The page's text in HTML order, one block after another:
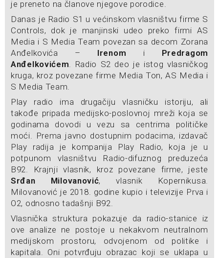
je preneto na članove njegove porodice.
Danas je Radio S1 u većinskom vlasništvu firme S
Controls, dok je manjinski udeo preko firmi AS
Media i S Media Team povezan sa decom Zorana
Anđelkovića – Irenom i Predragom
Anđelkovićem. Radio S2 deo je istog vlasničkog
kruga, kroz povezane firme Media Ton, AS Media i
S Media Team.
Play radio ima drugačiju vlasničku istoriju, ali
takođe pripada medijsko-poslovnoj mreži koja se
godinama dovodi u vezu sa centrima političke
moći. Prema javno dostupnim podacima, izdavač
Play radija je kompanija Play Radio, koja je u
potpunom vlasništvu Radio-difuznog preduzeća
B92. Krajnji vlasnik, kroz povezane firme, jeste
Srđan Milovanović, vlasnik Kopernikusa.
Milovanović je 2018. godine kupio i televizije Prva i
O2, odnosno tadašnji B92.
Vlasnička struktura pokazuje da radio-stanice iz
ove analize ne postoje u nekakvom neutralnom
medijskom prostoru, odvojenom od politike i
kapitala. Oni potvrđuju obrazac koji se uklapa u